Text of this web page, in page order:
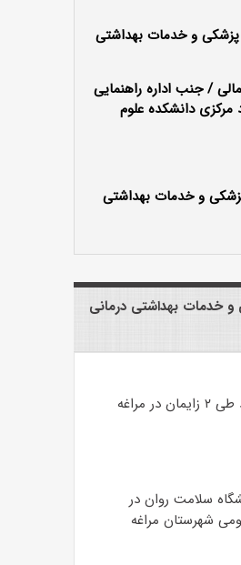
و خدمات بهداشتی
/ جنب اداره راهنمایی
مرکزی دانشکده علوم
و خدمات بهداشتی
و خدمات بهداشتی درمانی
سلامت روان در
شهرستان مراغه